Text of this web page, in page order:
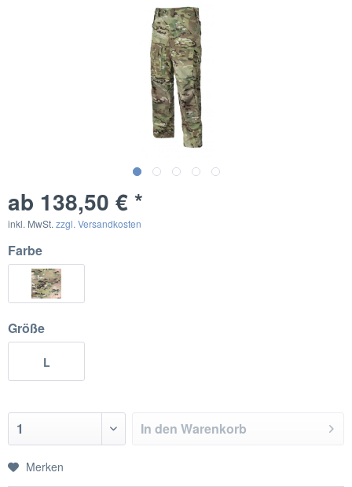
ab 138,50 € *
inkl. MwSt. zzgl. Versandkosten
Farbe
Größe
L
In den Warenkorb
Merken